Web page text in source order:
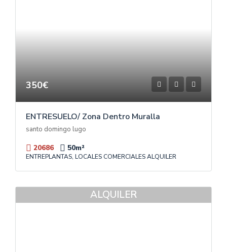
350€
ENTRESUELO/ Zona Dentro Muralla
santo domingo lugo
20686 50m²
ENTREPLANTAS, LOCALES COMERCIALES ALQUILER
ALQUILER